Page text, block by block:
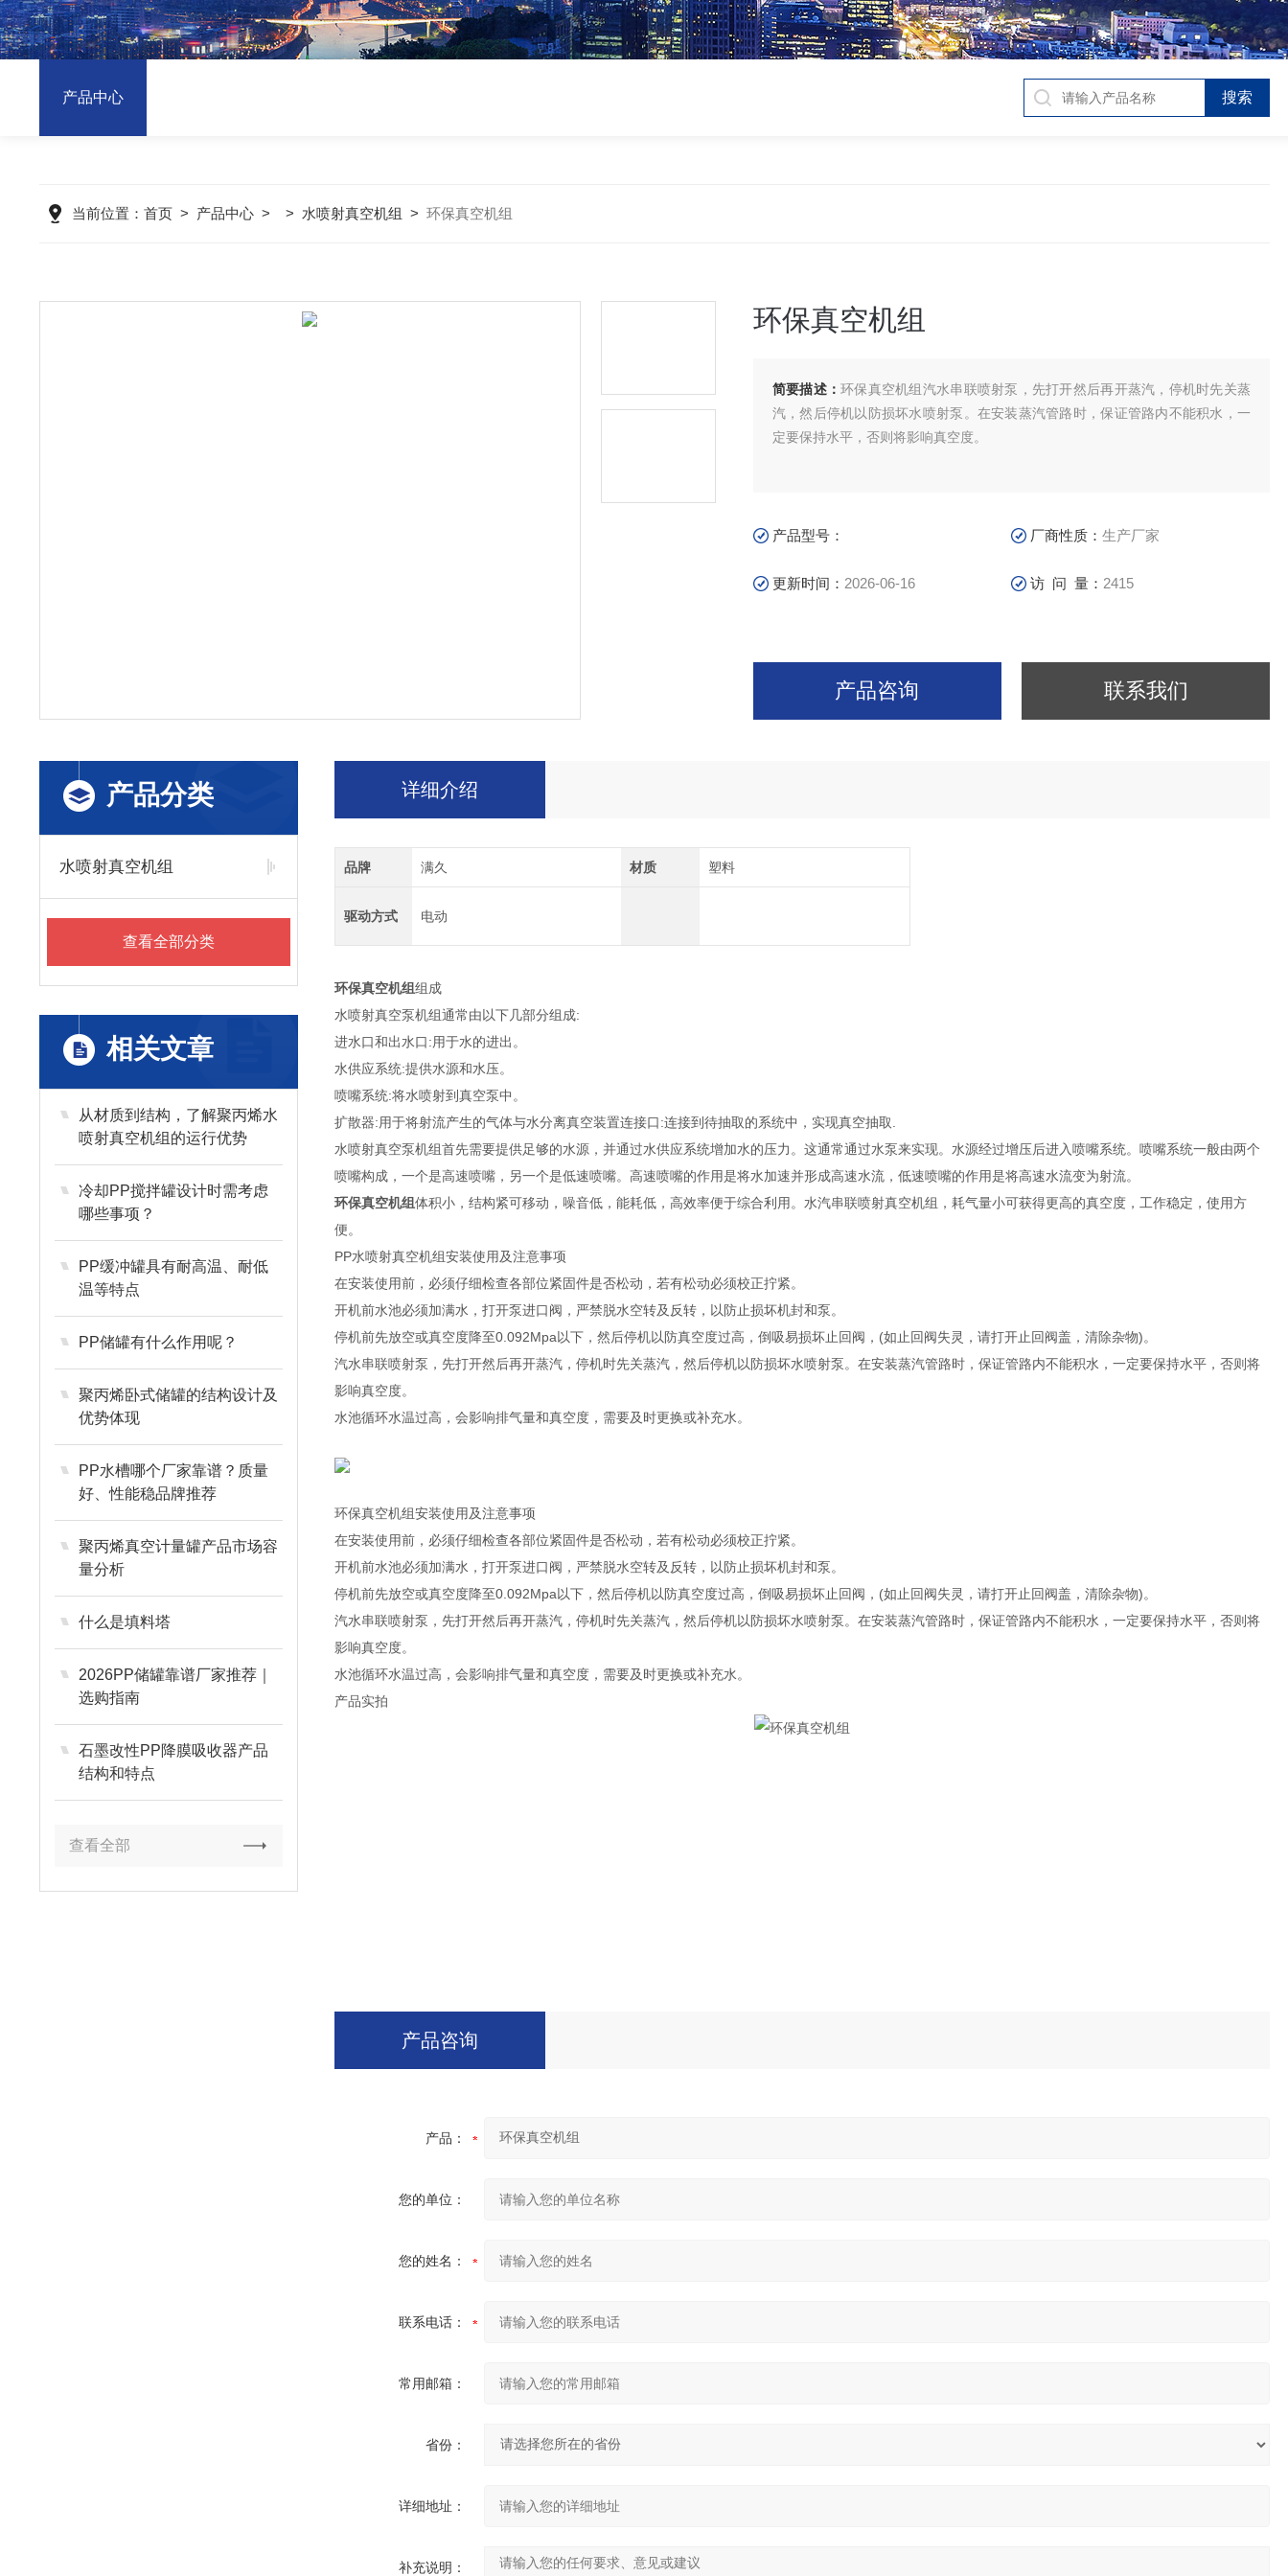
产品中心
当前位置： 首页> 产品中心> > 水喷射真空机组 > 环保真空机组
环保真空机组
简要描述：环保真空机组汽水串联喷射泵，先打开然后再开蒸汽，停机时先关蒸
汽，然后停机以防损坏水喷射泵。在安装蒸汽管路时，保证管路内不能积水，一
定要保持水平，否则将影响真空度。
产品型号： 厂商性质：生产厂家
更新时间： 2026-06-16 访 问 量： 2415
产品咨询 联系我们
产品分类
水喷射真空机组
查看全部分类
相关文章
从材质到结构，了解聚丙烯水
喷射真空机组的运行优势
冷却PP搅拌罐设计时需考虑
哪些事项？
PP缓冲罐具有耐高温、耐低
温等特点
PP储罐有什么作用呢？
聚丙烯卧式储罐的结构设计及
优势体现
PP水槽哪个厂家靠谱？质量
好、性能稳品牌推荐
聚丙烯真空计量罐产品市场容
量分析
什么是填料塔
2026PP储罐靠谱厂家推荐｜
选购指南
石墨改性PP降膜吸收器产品
结构和特点
查看全部
详细介绍
品牌 满久 材质 塑料
驱动方式 电动
环保真空机组组成
水喷射真空泵机组通常由以下几部分组成:
进水口和出水口:用于水的进出。
水供应系统:提供水源和水压。
喷嘴系统:将水喷射到真空泵中。
扩散器:用于将射流产生的气体与水分离真空装置连接口:连接到待抽取的系统中，实现真空抽取.
水喷射真空泵机组首先需要提供足够的水源，并通过水供应系统增加水的压力。这通常通过水泵来实现。水源经过增压后进入喷嘴系统。喷嘴系统一般由两个
喷嘴构成，一个是高速喷嘴，另一个是低速喷嘴。高速喷嘴的作用是将水加速并形成高速水流，低速喷嘴的作用是将高速水流变为射流。
环保真空机组体积小，结构紧可移动，噪音低，能耗低，高效率便于综合利用。水汽串联喷射真空机组，耗气量小可获得更高的真空度，工作稳定，使用方
便。
PP水喷射真空机组安装使用及注意事项
在安装使用前，必须仔细检查各部位紧固件是否松动，若有松动必须校正拧紧。
开机前水池必须加满水，打开泵进口阀，严禁脱水空转及反转，以防止损坏机封和泵。
停机前先放空或真空度降至0.092Mpa以下，然后停机以防真空度过高，倒吸易损坏止回阀，(如止回阀失灵，请打开止回阀盖，清除杂物)。
汽水串联喷射泵，先打开然后再开蒸汽，停机时先关蒸汽，然后停机以防损坏水喷射泵。在安装蒸汽管路时，保证管路内不能积水，一定要保持水平，否则将
影响真空度。
水池循环水温过高，会影响排气量和真空度，需要及时更换或补充水。
环保真空机组安装使用及注意事项
在安装使用前，必须仔细检查各部位紧固件是否松动，若有松动必须校正拧紧。
开机前水池必须加满水，打开泵进口阀，严禁脱水空转及反转，以防止损坏机封和泵。
停机前先放空或真空度降至0.092Mpa以下，然后停机以防真空度过高，倒吸易损坏止回阀，(如止回阀失灵，请打开止回阀盖，清除杂物)。
汽水串联喷射泵，先打开然后再开蒸汽，停机时先关蒸汽，然后停机以防损坏水喷射泵。在安装蒸汽管路时，保证管路内不能积水，一定要保持水平，否则将
影响真空度。
水池循环水温过高，会影响排气量和真空度，需要及时更换或补充水。
产品实拍
产品咨询
产品：
您的单位：
您的姓名：
联系电话：
常用邮箱：
省份：
详细地址：
补充说明：